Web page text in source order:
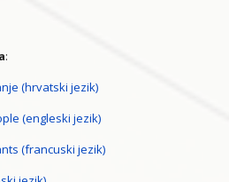
:
(hrvatski jezik)
(engleski jezik)
(francuski jezik)